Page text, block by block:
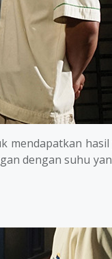
dengan suhu